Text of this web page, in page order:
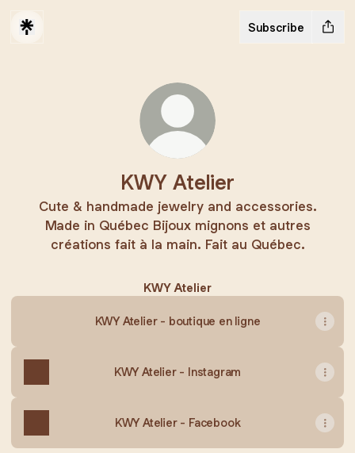
Subscribe
KWY Atelier
Cute & handmade jewelry and accessories.
Made in Québec Bijoux mignons et autres
créations fait à la main. Fait au Québec.
KWY Atelier
KWY Atelier - boutique en ligne
KWY Atelier - Instagram
KWY Atelier - Facebook